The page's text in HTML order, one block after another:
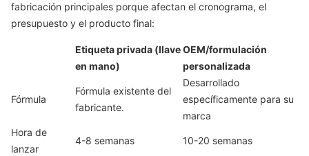
fabricación principales porque afectan el cronograma, el
presupuesto y el producto final:
Etiqueta privada (llave
en mano)
OEM/formulación
personalizada
Fórmula
Fórmula existente del
fabricante.
Desarrollado
específicamente para su
marca
Hora de
lanzar
4-8 semanas 10-20 semanas